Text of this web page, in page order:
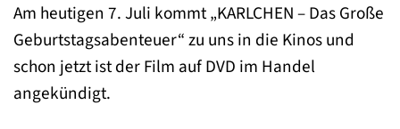
Am heutigen 7. Juli kommt „KARLCHEN – Das Große
Geburtstagsabenteuer“ zu uns in die Kinos und
schon jetzt ist der Film auf DVD im Handel
angekündigt.